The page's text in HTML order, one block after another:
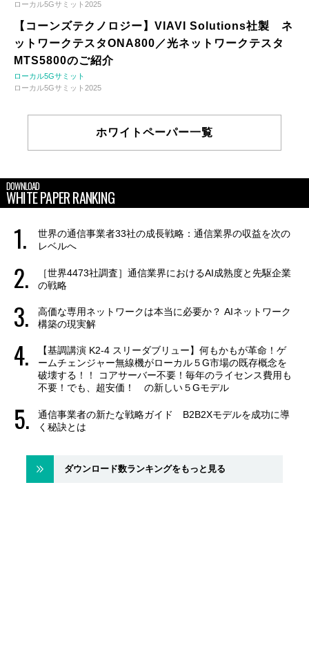
ローカル5Gサミット2025
【コーンズテクノロジー】VIAVI Solutions社製 ネ
ットワークテスタONA800／光ネットワークテスタ
MTS5800のご紹介
ローカル5Gサミット
ローカル5Gサミット2025
ホワイトペーパー一覧
DOWNLOAD
WHITE PAPER RANKING
世界の通信事業者33社の成長戦略：通信業界の収益を次の
レベルへ
［世界4473社調査］通信業界におけるAI成熟度と先駆企業
の戦略
高価な専用ネットワークは本当に必要か？ AIネットワーク
構築の現実解
【基調講演 K2-4 スリーダブリュー】何もかもが革命！ゲ
ームチェンジャー無線機がローカル５G市場の既存概念を
破壊する！！ コアサーバー不要！毎年のライセンス費用も
不要！でも、超安価！ の新しい５Gモデル
通信事業者の新たな戦略ガイド B2B2Xモデルを成功に導
く秘訣とは
ダウンロード数ランキングをもっと見る